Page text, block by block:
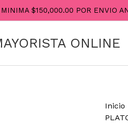
$150,000.00 POR ENVIO
ONLINE
Inicio